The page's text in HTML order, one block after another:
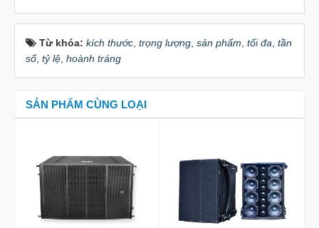
Từ khóa: kích thước trọng lượng sản phẩm tối đa tần
số, tỷ lệ hoành tráng
SẢN PHẨM CÙNG LOẠI